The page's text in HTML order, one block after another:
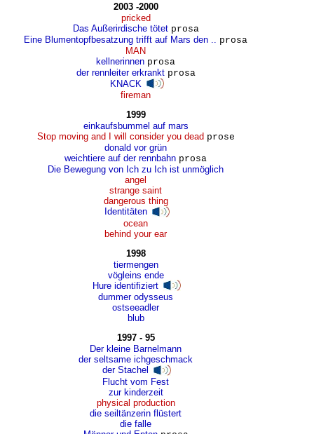
2003 -2000
pricked
Das Außerirdische tötet prosa
Eine Blumentopfbesatzung trifft auf Mars den ..
prosa
MAN
kellnerinnen prosa
der rennleiter erkrankt prosa
KNACK
fireman
1999
einkaufsbummel auf mars
Stop moving and I will consider you dead prose
donald vor grün
weichtiere auf der rennbahn prosa
Die Bewegung von Ich zu Ich ist unmöglich
angel
strange saint
dangerous thing
Identitäten
ocean
behind your ear
1998
tiermengen
vögleins ende
Hure identifiziert
dummer odysseus
ostseeadler
blub
1997 - 95
Der kleine Barnelmann
der seltsame ichgeschmack
der Stachel
Flucht vom Fest
zur kinderzeit
physical production
die seiltänzerin flüstert
die falle